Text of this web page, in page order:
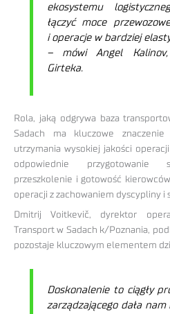
ekosystemu
łączyć moce
i operacje w bardziej
– mówi Angel
Girteka.
Rola, jaką odgrywa baza
Sadach ma kluczowe
utrzymania wysokiej jakości
odpowiednie przygotowanie
przeszkolenie i gotowość
operacji z zachowaniem dyscypliny i
Dmitrij Voitkevič, dyrektor
Transport w Sadach k/Poznania,
pozostaje kluczowym elementem
Doskonalenie to ciągły
zarządzającego dała